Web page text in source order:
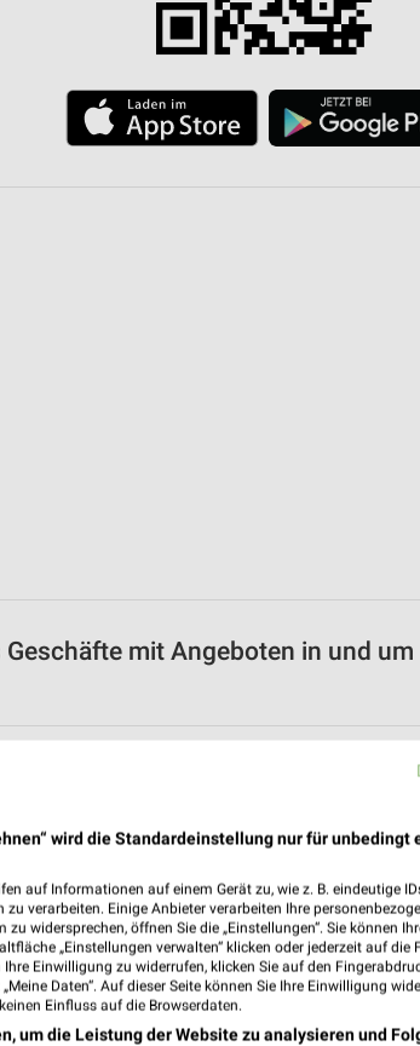
Geschäfte mit Angeboten in und
in Stuhr
wird die Standardeinstellung nur für unbedingt
auf Informationen auf einem Gerät zu, wie z. B. eindeutige
zu verarbeiten. Einige Anbieter verarbeiten Ihre
widersprechen, öffnen Sie die „Einstellungen“. Sie können
„Einstellungen verwalten“ klicken oder jederzeit auf die
Einwilligung zu widerrufen, klicken Sie auf den
Daten“. Auf dieser Seite können Sie Ihre Einwilligung
Einfluss auf die Browserdaten.
um die Leistung der Website zu analysieren und